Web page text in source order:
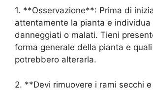
1. **Osservazione**: Prima di
attentamente la pianta e individua
danneggiati o malati. Tieni
forma generale della pianta e
potrebbero alterarla.
2. **Devi rimuovere i rami secchi